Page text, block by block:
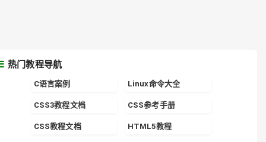
热门教程导航
C语言案例 Linux命令大全
CSS3教程文档 CSS参考手册
CSS教程文档 HTML5教程